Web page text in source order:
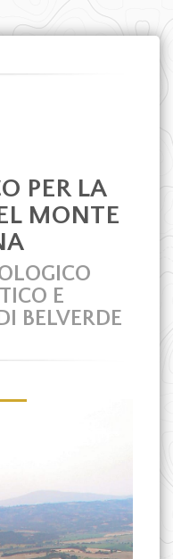
PER LA
MONTE
E
BELVERDE